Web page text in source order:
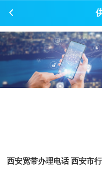
西安宽带办理电话 西安市